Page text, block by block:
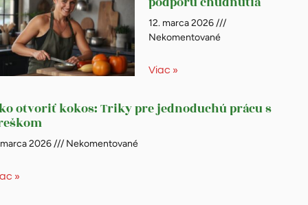
12. marca 2026
Nekomentované
Viac »
otvoriť kokos: Triky pre jednoduchú prácu s
2026 Nekomentované
»